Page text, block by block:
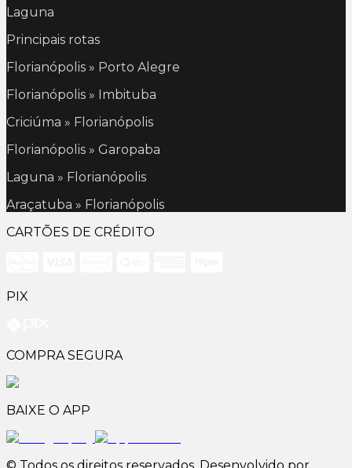
Laguna
Principais rotas
Florianópolis » Porto Alegre
Florianópolis » Imbituba
Criciúma » Florianópolis
Florianópolis » Garopaba
Laguna » Florianópolis
Araçatuba » Florianópolis
CARTÕES DE CRÉDITO
PIX
COMPRA SEGURA
BAIXE O APP